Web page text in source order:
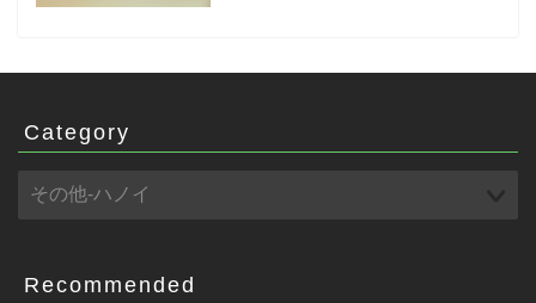
Category
Recommended